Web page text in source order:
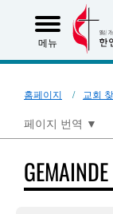
메뉴
홈페이지 교회
페이지 번역 ▼